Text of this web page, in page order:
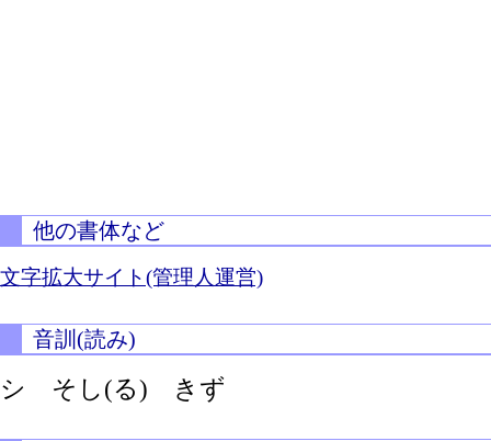
他の書体など
文字拡大サイト(管理人運営)
音訓(読み)
シ そし(る) きず